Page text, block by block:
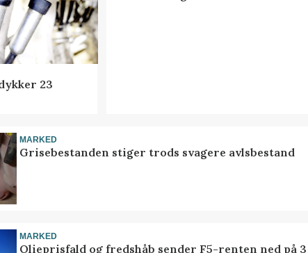
23
MARKED
Grisebestanden stiger trods svagere avlsbestand
MARKED
Olieprisfald og fredshåb sender F5-renten ned på 3